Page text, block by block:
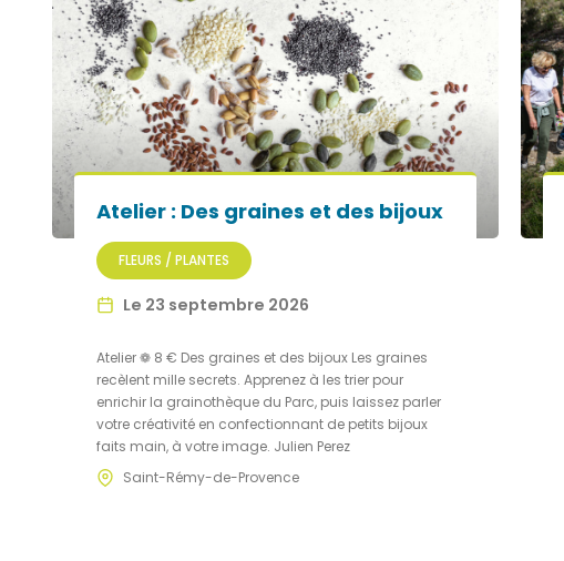
Atelier : Des graines et des bijoux
FLEURS / PLANTES
Le 23 septembre 2026
Atelier ❁ 8 € Des graines et des bijoux Les graines
recèlent mille secrets. Apprenez à les trier pour
enrichir la grainothèque du Parc, puis laissez parler
votre créativité en confectionnant de petits bijoux
faits main, à votre image. Julien Perez
Saint-Rémy-de-Provence